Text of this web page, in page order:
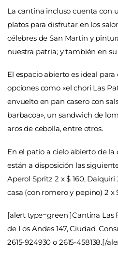
La cantina incluso cuenta con
platos para disfrutar en los
célebres de San Martín y
nuestra patria; y también en su
El espacio abierto es ideal
opciones como «el chori Las
envuelto en pan casero con
barbacoa», un sandwich de
aros de cebolla, entre otros.
En el patio a cielo abierto de la
están a disposición las
Aperol Spritz 2 x $ 160, Daiquiri
casa (con romero y pepino) 2 x
[alert type=green ]Cantina Las
de Los Andes 147, Ciudad.
2615-924930 o 2615-458138.[/